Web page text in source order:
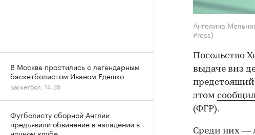
Ангелина
Press)
Посольство
выдаче виз
этом
(ФГР).
Среди них —
В Москве простились с легендарным
баскетболистом Иваном Едешко
Баскетбол, 14:35
Футболисту сборной Англии
предъявили обвинение в нападении в